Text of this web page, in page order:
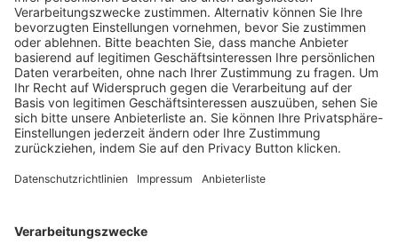
Schulungsangebot Vereinsmitarbeiter
BFV-Geschäftsstellen
Trainerbörse
Login SpielPlus
FOLGE DEM BFV